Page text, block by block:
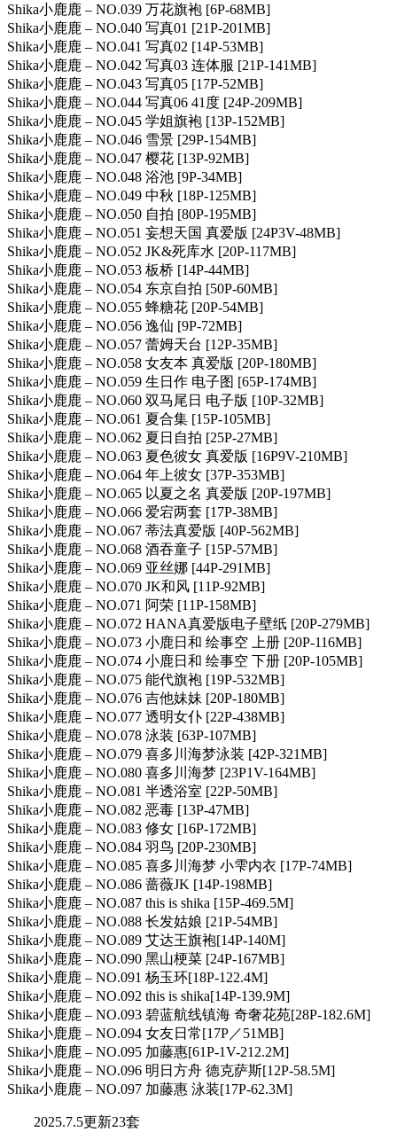
Shika小鹿鹿 – NO.039 万花旗袍 [6P-68MB]
Shika小鹿鹿 – NO.040 写真01 [21P-201MB]
Shika小鹿鹿 – NO.041 写真02 [14P-53MB]
Shika小鹿鹿 – NO.042 写真03 连体服 [21P-141MB]
Shika小鹿鹿 – NO.043 写真05 [17P-52MB]
Shika小鹿鹿 – NO.044 写真06 41度 [24P-209MB]
Shika小鹿鹿 – NO.045 学姐旗袍 [13P-152MB]
Shika小鹿鹿 – NO.046 雪景 [29P-154MB]
Shika小鹿鹿 – NO.047 樱花 [13P-92MB]
Shika小鹿鹿 – NO.048 浴池 [9P-34MB]
Shika小鹿鹿 – NO.049 中秋 [18P-125MB]
Shika小鹿鹿 – NO.050 自拍 [80P-195MB]
Shika小鹿鹿 – NO.051 妄想天国 真爱版 [24P3V-48MB]
Shika小鹿鹿 – NO.052 JK&死库水 [20P-117MB]
Shika小鹿鹿 – NO.053 板桥 [14P-44MB]
Shika小鹿鹿 – NO.054 东京自拍 [50P-60MB]
Shika小鹿鹿 – NO.055 蜂糖花 [20P-54MB]
Shika小鹿鹿 – NO.056 逸仙 [9P-72MB]
Shika小鹿鹿 – NO.057 蕾姆天台 [12P-35MB]
Shika小鹿鹿 – NO.058 女友本 真爱版 [20P-180MB]
Shika小鹿鹿 – NO.059 生日作 电子图 [65P-174MB]
Shika小鹿鹿 – NO.060 双马尾日 电子版 [10P-32MB]
Shika小鹿鹿 – NO.061 夏合集 [15P-105MB]
Shika小鹿鹿 – NO.062 夏日自拍 [25P-27MB]
Shika小鹿鹿 – NO.063 夏色彼女 真爱版 [16P9V-210MB]
Shika小鹿鹿 – NO.064 年上彼女 [37P-353MB]
Shika小鹿鹿 – NO.065 以夏之名 真爱版 [20P-197MB]
Shika小鹿鹿 – NO.066 爱宕两套 [17P-38MB]
Shika小鹿鹿 – NO.067 蒂法真爱版 [40P-562MB]
Shika小鹿鹿 – NO.068 酒吞童子 [15P-57MB]
Shika小鹿鹿 – NO.069 亚丝娜 [44P-291MB]
Shika小鹿鹿 – NO.070 JK和风 [11P-92MB]
Shika小鹿鹿 – NO.071 阿荣 [11P-158MB]
Shika小鹿鹿 – NO.072 HANA真爱版电子壁纸 [20P-279MB]
Shika小鹿鹿 – NO.073 小鹿日和 绘事空 上册 [20P-116MB]
Shika小鹿鹿 – NO.074 小鹿日和 绘事空 下册 [20P-105MB]
Shika小鹿鹿 – NO.075 能代旗袍 [19P-532MB]
Shika小鹿鹿 – NO.076 吉他妹妹 [20P-180MB]
Shika小鹿鹿 – NO.077 透明女仆 [22P-438MB]
Shika小鹿鹿 – NO.078 泳装 [63P-107MB]
Shika小鹿鹿 – NO.079 喜多川海梦泳装 [42P-321MB]
Shika小鹿鹿 – NO.080 喜多川海梦 [23P1V-164MB]
Shika小鹿鹿 – NO.081 半透浴室 [22P-50MB]
Shika小鹿鹿 – NO.082 恶毒 [13P-47MB]
Shika小鹿鹿 – NO.083 修女 [16P-172MB]
Shika小鹿鹿 – NO.084 羽鸟 [20P-230MB]
Shika小鹿鹿 – NO.085 喜多川海梦 小雫内衣 [17P-74MB]
Shika小鹿鹿 – NO.086 蔷薇JK [14P-198MB]
Shika小鹿鹿 – NO.087 this is shika [15P-469.5M]
Shika小鹿鹿 – NO.088 长发姑娘 [21P-54MB]
Shika小鹿鹿 – NO.089 艾达王旗袍[14P-140M]
Shika小鹿鹿 – NO.090 黑山梗菜 [24P-167MB]
Shika小鹿鹿 – NO.091 杨玉环[18P-122.4M]
Shika小鹿鹿 – NO.092 this is shika[14P-139.9M]
Shika小鹿鹿 – NO.093 碧蓝航线镇海 奇奢花苑[28P-182.6M]
Shika小鹿鹿 – NO.094 女友日常[17P／51MB]
Shika小鹿鹿 – NO.095 加藤惠[61P-1V-212.2M]
Shika小鹿鹿 – NO.096 明日方舟 德克萨斯[12P-58.5M]
Shika小鹿鹿 – NO.097 加藤惠 泳装[17P-62.3M]
2025.7.5更新23套